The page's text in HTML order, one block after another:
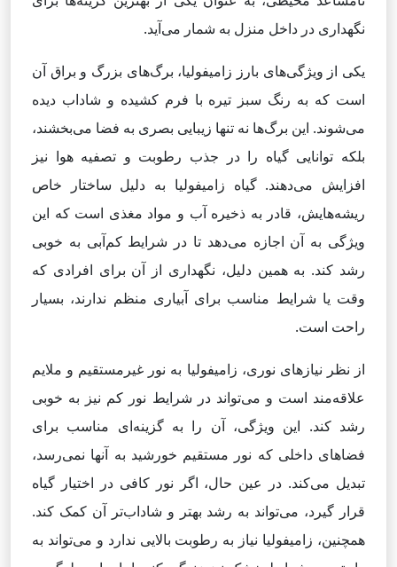
نگهداری در داخل منزل به شمار می‌آید.
یکی از ویژگی‌های بارز زامیفولیا، برگ‌های بزرگ و براق آن
است که به رنگ سبز تیره با فرم کشیده و شاداب دیده
می‌شوند. این برگ‌ها نه تنها زیبایی بصری به فضا می‌بخشند،
بلکه توانایی گیاه را در جذب رطوبت و تصفیه هوا نیز
افزایش می‌دهند. گیاه زامیفولیا به دلیل ساختار خاص
ریشه‌هایش، قادر به ذخیره آب و مواد مغذی است که این
ویژگی به آن اجازه می‌دهد تا در شرایط کم‌آبی به خوبی
رشد کند. به همین دلیل، نگهداری از آن برای افرادی که
وقت یا شرایط مناسب برای آبیاری منظم ندارند، بسیار
راحت است.
از نظر نیازهای نوری، زامیفولیا به نور غیرمستقیم و ملایم
علاقه‌مند است و می‌تواند در شرایط نور کم نیز به خوبی
رشد کند. این ویژگی، آن را به گزینه‌ای مناسب برای
فضاهای داخلی که نور مستقیم خورشید به آنها نمی‌رسد،
تبدیل می‌کند. در عین حال، اگر نور کافی در اختیار گیاه
قرار گیرد، می‌تواند به رشد بهتر و شاداب‌تر آن کمک کند.
همچنین، زامیفولیا نیاز به رطوبت بالایی ندارد و می‌تواند به